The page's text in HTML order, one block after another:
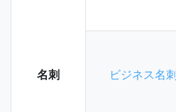
名刺 ビジネス名刺